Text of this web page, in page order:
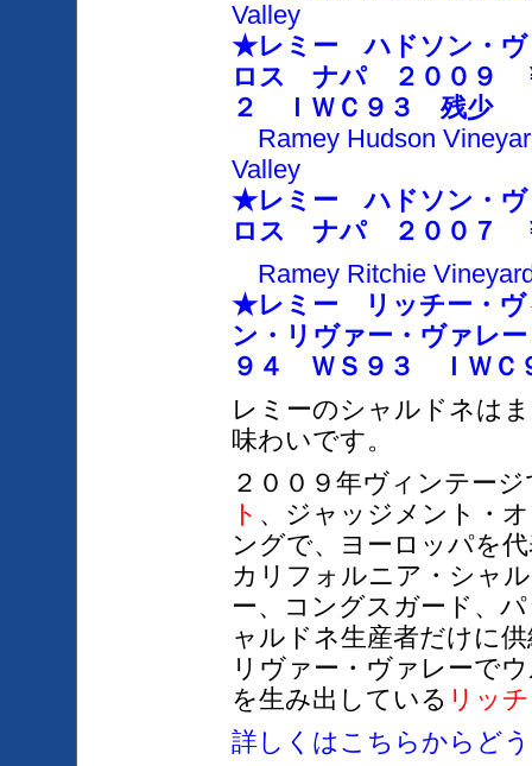
Valley
★レミー ハドソン・
ロス ナパ ２００９
２ ＩＷＣ９３ 残少
Ramey Hudson
Valley
★レミー ハドソン・
ロス ナパ ２００７
Ramey Ritchie
★レミー リッチー・
ン・リヴァー・ヴァ
９４ ＷＳ９３ ＩＷＣ
レミーのシャルドネは
味わいです。
２００９年ヴィンテー
ト 、ジャッジメント・
ングで、ヨーロッパを
カリ フォルニア・シャ
ー、コングスガード、
ャルドネ生産者だけに
リヴァー・ヴァレーで
を生み出している リッ
詳しくはこちらからど